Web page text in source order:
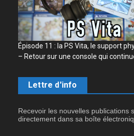
Épisode 11 : la PS Vita, le support
– Retour sur une console qui
Lettre d'info
Recevoir les nouvelles publications
directement dans sa boîte